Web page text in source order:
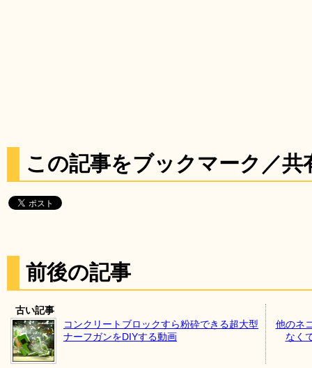
この記事をブックマーク／共
前後の記事
古い記事
コンクリートブロックすら粉砕できる超大型
ナーフガンをDIYする動画
他のネ
なく